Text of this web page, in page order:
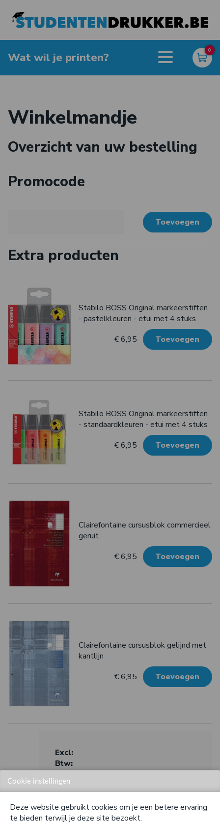
Wat wil je printen? 0
Winkelmandje
Overzicht van uw bestelling
Promocode
Toevoegen
Extra producten
Stabilo BOSS Original markeerstiften
- pastelkleuren - etui met 4 stuks
€ 6,95
Toevoegen
Stabilo BOSS Original markeerstiften
- standaardkleuren - etui met 4 stuks
€ 6,95
Toevoegen
Clairefontaine cursusblok commercieel
geruit
€ 6,95
Toevoegen
Clairefontaine cursusblok gelijnd met
kantlijn
€ 6,95
Toevoegen
Excl:
Btw:
Totaal:
Cookie instellingen
Deze website gebruikt cookies om je een betere ervaring
te bieden terwijl je deze site bezoekt.